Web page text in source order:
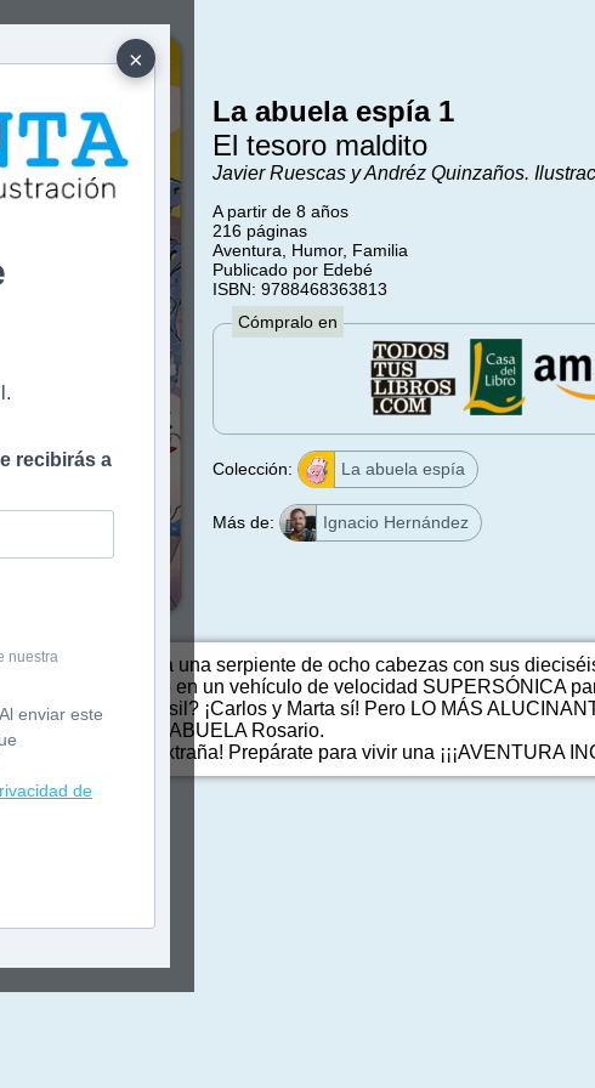
×
recibirás a
nuestra
enviar este
de
La abuela espía 1
El tesoro maldito
Javier Ruescas y Andréz Quinzaños.
A partir de 8 años
216 páginas
Aventura, Humor, Familia
Publicado por Edebé
ISBN: 9788468363813
Cómpralo en
Colección: La abuela espía
Más de: Ignacio Hernández
alguna vez contra una serpiente de ocho cabezas con sus
¿Has viajado en un vehículo de velocidad SUPERSÓNICA
esquivar un misil? ¡Carlos y Marta sí! Pero LO MÁS
peligros CON SU ABUELA Rosario.
¡No me extraña! Prepárate para vivir una ¡¡¡AVENTURA